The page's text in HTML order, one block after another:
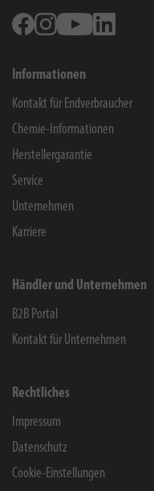
FacebookInstagramYoutube
Informationen
Kontakt für Endverbraucher
Chemie-Informationen
Herstellergarantie
Service
Unternehmen
Karriere
Händler und Unternehmen
B2B Portal
Kontakt für Unternehmen
Rechtliches
Impressum
Datenschutz
Cookie-Einstellungen